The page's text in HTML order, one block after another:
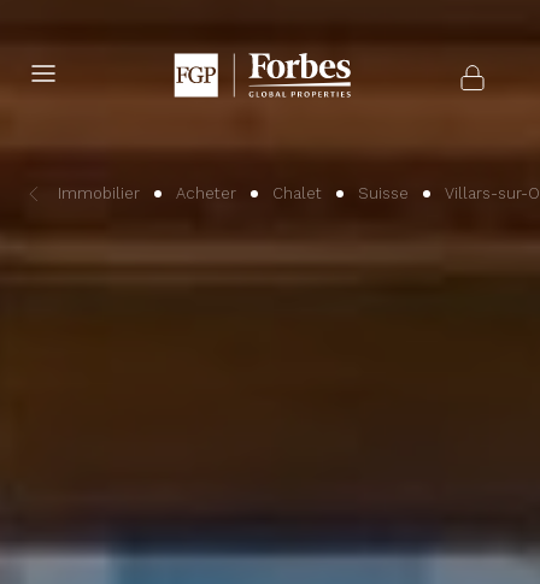
Immobilier Acheter Chalet Suisse Villars-sur-